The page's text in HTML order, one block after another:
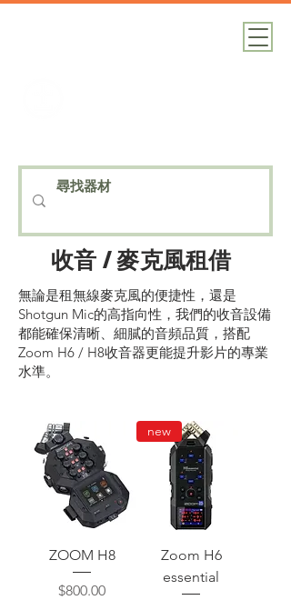
收音 / 麥克風租借
無論是租無線麥克風的便捷性，還是
Shotgun Mic的高指向性，我們的收音設備
都能確保清晰、細膩的音頻品質，搭配
Zoom H6 / H8收音器更能提升影片的專業
水準。
ZOOM H8
價格
$800.00
new
Zoom H6
essential